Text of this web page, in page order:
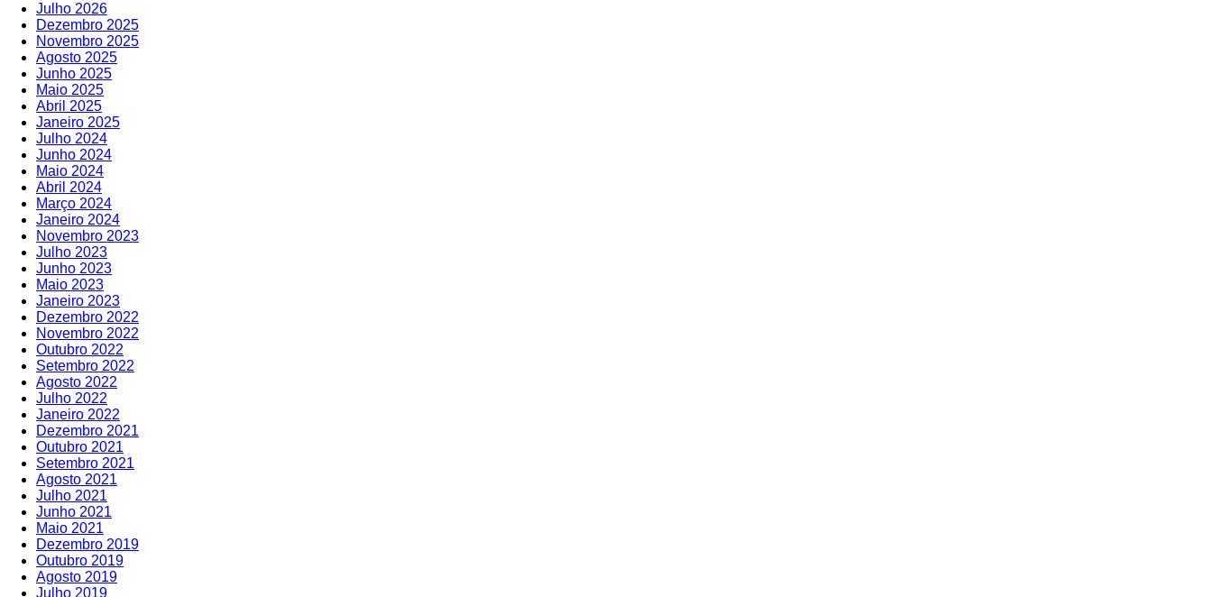
Julho 2026
Dezembro 2025
Novembro 2025
Agosto 2025
Junho 2025
Maio 2025
Abril 2025
Janeiro 2025
Julho 2024
Junho 2024
Maio 2024
Abril 2024
Março 2024
Janeiro 2024
Novembro 2023
Julho 2023
Junho 2023
Maio 2023
Janeiro 2023
Dezembro 2022
Novembro 2022
Outubro 2022
Setembro 2022
Agosto 2022
Julho 2022
Janeiro 2022
Dezembro 2021
Outubro 2021
Setembro 2021
Agosto 2021
Julho 2021
Junho 2021
Maio 2021
Dezembro 2019
Outubro 2019
Agosto 2019
Julho 2019